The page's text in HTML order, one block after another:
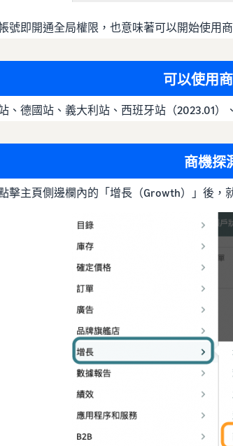
號即開通全局權限，也意味著可以開始使用
可以使用
、德國站、義大利站、西班牙站（2023.01）
商機探
擊主頁側邊欄內的「增長（Growth）」後